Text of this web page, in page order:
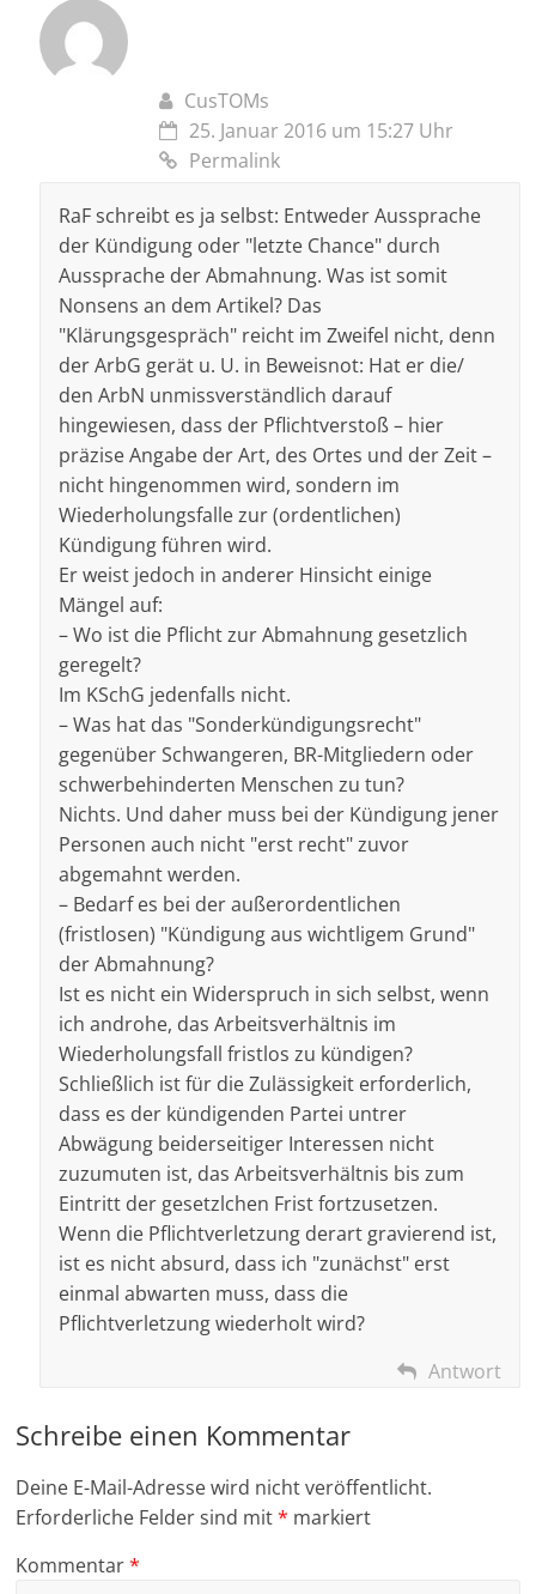
CusTOMs
25. Januar 2016 um 15:27 Uhr
Permalink
RaF schreibt es ja selbst: Entweder Aussprache
der Kündigung oder "letzte Chance" durch
Aussprache der Abmahnung. Was ist somit
Nonsens an dem Artikel? Das
"Klärungsgespräch" reicht im Zweifel nicht, denn
der ArbG gerät u. U. in Beweisnot: Hat er die/
den ArbN unmissverständlich darauf
hingewiesen, dass der Pflichtverstoß – hier
präzise Angabe der Art, des Ortes und der Zeit –
nicht hingenommen wird, sondern im
Wiederholungsfalle zur (ordentlichen)
Kündigung führen wird.
Er weist jedoch in anderer Hinsicht einige
Mängel auf:
– Wo ist die Pflicht zur Abmahnung gesetzlich
geregelt?
Im KSchG jedenfalls nicht.
– Was hat das "Sonderkündigungsrecht"
gegenüber Schwangeren, BR-Mitgliedern oder
schwerbehinderten Menschen zu tun?
Nichts. Und daher muss bei der Kündigung jener
Personen auch nicht "erst recht" zuvor
abgemahnt werden.
– Bedarf es bei der außerordentlichen
(fristlosen) "Kündigung aus wichtligem Grund"
der Abmahnung?
Ist es nicht ein Widerspruch in sich selbst, wenn
ich androhe, das Arbeitsverhältnis im
Wiederholungsfall fristlos zu kündigen?
Schließlich ist für die Zulässigkeit erforderlich,
dass es der kündigenden Partei untrer
Abwägung beiderseitiger Interessen nicht
zuzumuten ist, das Arbeitsverhältnis bis zum
Eintritt der gesetzlchen Frist fortzusetzen.
Wenn die Pflichtverletzung derart gravierend ist,
ist es nicht absurd, dass ich "zunächst" erst
einmal abwarten muss, dass die
Pflichtverletzung wiederholt wird?
Antwort
Schreibe einen Kommentar
Deine E-Mail-Adresse wird nicht veröffentlicht.
Erforderliche Felder sind mit* markiert
Kommentar*